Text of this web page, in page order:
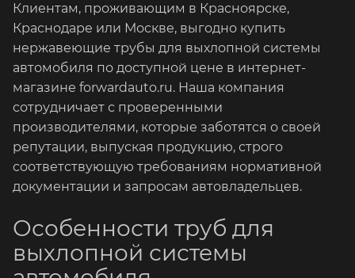
Клиентам, проживающим в Красноярске,
Краснодаре или Москве, выгодно купить
нержавеющие трубы для выхлопной системы
автомобиля по доступной цене в интернет-
магазине forwardauto.ru. Наша компания
сотрудничает с проверенными
производителями, которые заботятся о своей
репутации, выпуская продукцию, строго
соответствующую требованиям нормативной
документации и запросам автовладельцев.
Особенности труб для
выхлопной системы